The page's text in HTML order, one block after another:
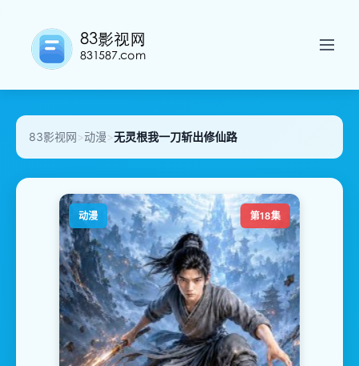
83影视网>动漫>无灵根我一刀斩出修仙路
动漫 第18集